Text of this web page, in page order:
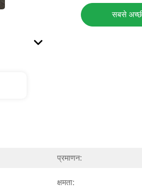
सबसे
प्रमाणन:
क्षमता: